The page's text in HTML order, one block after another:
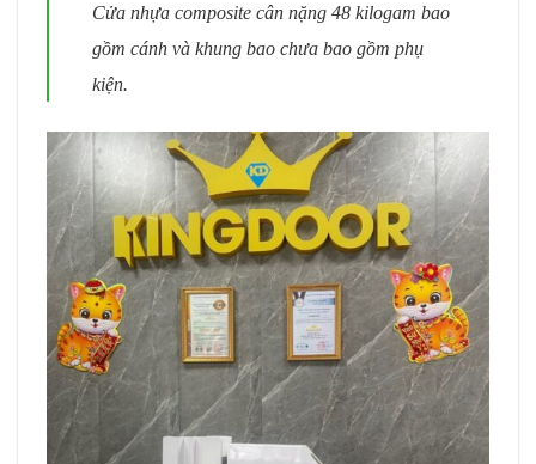
Cửa nhựa composite cân nặng 48 kilogam bao
gồm cánh và khung bao chưa bao gồm phụ
kiện.